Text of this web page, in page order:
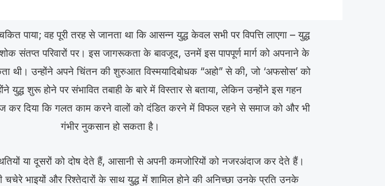
पाया; वह पूरी तरह से जानता था कि आसन्न युद्ध केवल सभी पर विपत्ति लाएगा – युद्ध
संतप्त परिवारों पर। इस जागरूकता के बावजूद, उनमें इस पापपूर्ण मार्ग को अपनाने के
थी। उन्होंने अपने चिंतन की शुरुआत विस्मयादिबोधक “अहो” से की, जो ‘अफसोस’ को
युद्ध शुरू होने पर संभावित तबाही के बारे में विस्तार से बताया, लेकिन उन्होंने इस गहन
कर दिया कि गलत काम करने वालों को दंडित करने में विफल रहने से समाज को और भी
गंभीर नुकसान हो सकता है।
या दूसरों को दोष देते हैं, आसानी से अपनी कमजोरियों को नजरअंदाज कर देते हैं।
भाइयों और रिश्तेदारों के साथ युद्ध में शामिल होने की अनिच्छा उनके प्रति उनके